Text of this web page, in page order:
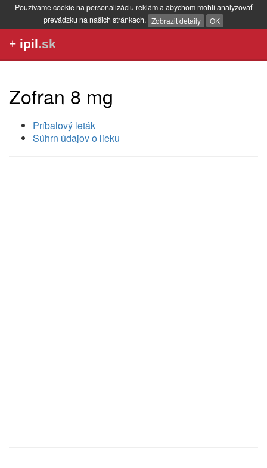
Používame cookie na personalizáciu reklám a abychom mohli analyzovať
prevádzku na našich stránkach. Zobrazit detaily OK
+ ipil.sk
Zofran 8 mg
Príbalový leták
Súhrn údajov o lieku